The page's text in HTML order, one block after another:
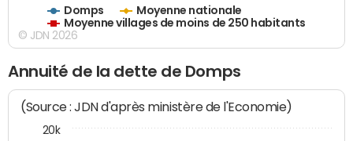
Domps
Moyenne nationale
Moyenne villages de moins de 250 habitants
© JDN 2026
Annuité de la dette de Domps
(Source : JDN d'après ministère de l'Economie)
20k